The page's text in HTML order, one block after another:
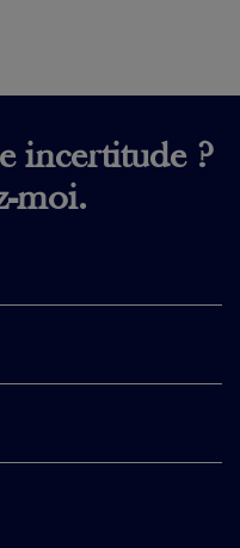
incertitude ?
moi.